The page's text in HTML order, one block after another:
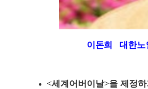
연혁·사업실적
지부·지
동창회
영상갤
이돈희 대한노인
<세계어버이날>을 제정